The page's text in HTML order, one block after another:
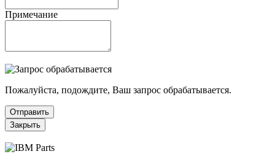
Примечание
Пожалуйста, подождите, Ваш запрос обрабатывается.
Отправить
Закрыть